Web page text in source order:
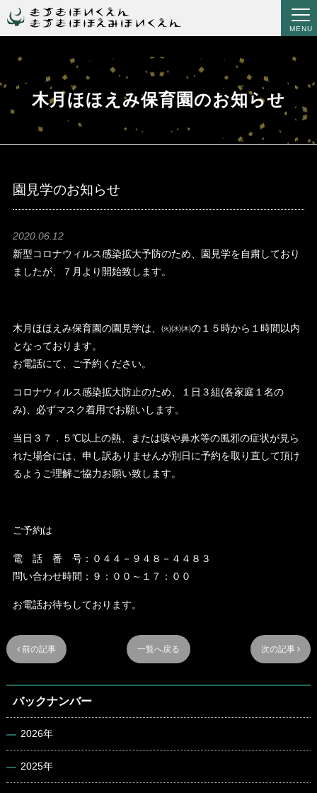
MENU
木月ほほえみ保育園のお知らせ
園見学のお知らせ
2020.06.12
新型コロナウィルス感染拡大予防のため、園見学を自粛しており
ましたが、７月より開始致します。
木月ほほえみ保育園の園見学は、㈫㈬㈭の１５時から１時間以内
となっております。
お電話にて、ご予約ください。
コロナウィルス感染拡大防止のため、１日３組(各家庭１名の
み)、必ずマスク着用でお願いします。
当日３７．５℃以上の熱、または咳や鼻水等の風邪の症状が見ら
れた場合には、申し訳ありませんが別日に予約を取り直して頂け
るようご理解ご協力お願い致します。
ご予約は
電 話 番 号：０４４－９４８－４４８３
問い合わせ時間：９：００～１７：００
お電話お待ちしております。
 前の記事 一覧へ戻る 次の記事 
バックナンバー
2026年
2025年